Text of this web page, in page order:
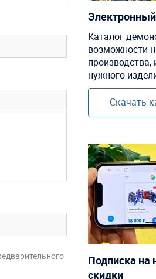
Каталог
возможности
нужного
Скачать
Подписка на
скидки